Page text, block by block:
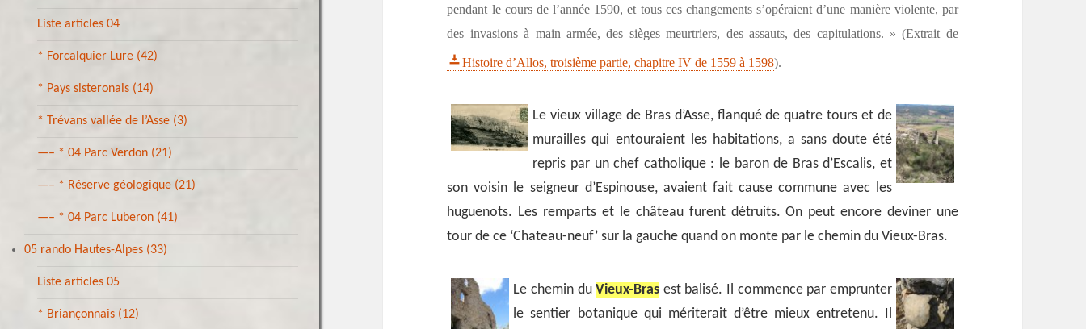
Liste articles 04
* Forcalquier Lure (42)
* Pays sisteronais (14)
* Trévans vallée de l’Asse (3)
—– * 04 Parc Verdon (21)
—– * Réserve géologique (21)
—– * 04 Parc Luberon (41)
05 rando Hautes-Alpes (33)
Liste articles 05
* Briançonnais (12)
pendant le cours de l’année 1590, et tous ces changements s’opéraient d’une manière violente, par
des invasions à main armée, des sièges meurtriers, des assauts, des capitulations. » (Extrait de
Histoire d’Allos, troisième partie, chapitre IV de 1559 à 1598).
Le vieux village de Bras d’Asse, flanqué de quatre tours et de
murailles qui entouraient les habitations, a sans doute été
repris par un chef catholique : le baron de Bras d’Escalis, et
son voisin le seigneur d’Espinouse, avaient fait cause commune avec les
huguenots. Les remparts et le château furent détruits. On peut encore deviner une
tour de ce ‘Chateau-neuf’ sur la gauche quand on monte par le chemin du Vieux-Bras.
Le chemin duVieux-Bras est balisé. Il commence par emprunter
le sentier botanique qui mériterait d’être mieux entretenu. Il